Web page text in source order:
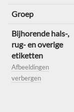
Groep
Bijhorende hals-,
rug- en overige
etiketten
Afbeeldingen
verbergen